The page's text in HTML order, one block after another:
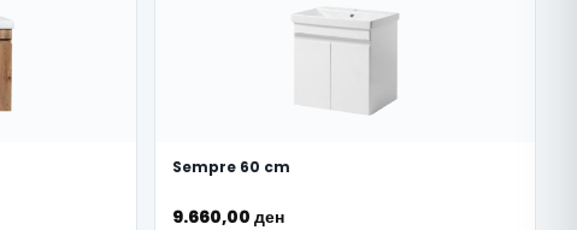
Sempre 60 cm
9.660,00 ден